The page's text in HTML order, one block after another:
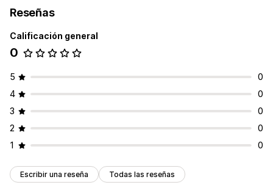
Reseñas
Calificación general
0
5
0
4
0
3
0
2
0
1
0
Escribir una reseña Todas las reseñas